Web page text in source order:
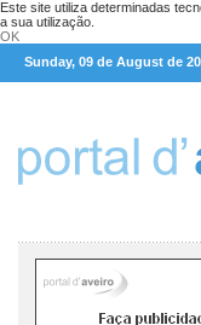
Este site utiliza determinadas
a sua utilização.
OK
Sunday, 09 de August de